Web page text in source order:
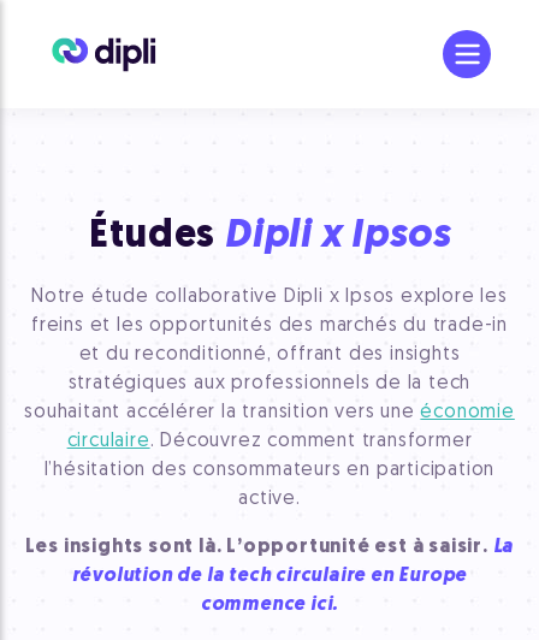
Études Dipli x Ipsos
Notre étude collaborative Dipli x Ipsos explore les
freins et les opportunités des marchés du trade-in
et du reconditionné, offrant des insights
stratégiques aux professionnels de la tech
souhaitant accélérer la transition vers uneéconomie
circulaire. Découvrez comment transformer
l’hésitation des consommateurs en participation
active.
Les insights sont là. L’opportunité est à saisir. La
révolution de la tech circulaire en Europe
commence ici.